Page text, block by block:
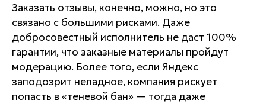
Заказать отзывы, конечно, можно, но это
связано с большими рисками. Даже
добросовестный исполнитель не даст 100%
гарантии, что заказные материалы пройдут
модерацию. Более того, если Яндекс
заподозрит неладное, компания рискует
попасть в «теневой бан» — тогда даже